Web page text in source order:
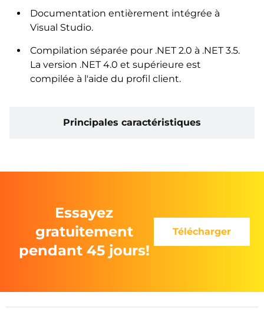
Principales caractéristiques
Documentation entièrement intégrée à
Visual Studio.
Compilation séparée pour .NET 2.0 à .NET 3.5.
La version .NET 4.0 et supérieure est
compilée à l'aide du profil client.
Essayez
gratuitement
pendant 45 jours!
Télécharger